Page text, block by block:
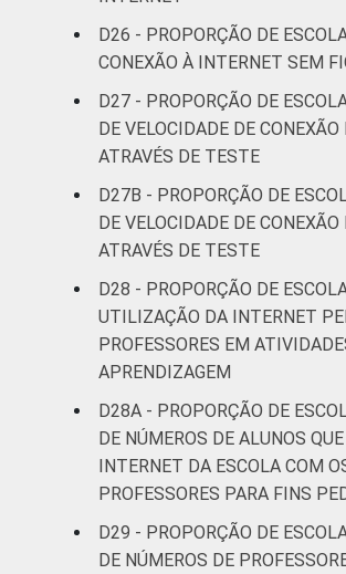
D26 - PROPORÇÃO DE
CONEXÃO À INTERNET SEM
D27 - PROPORÇÃO DE
DE VELOCIDADE DE
ATRAVÉS DE TESTE
D27B - PROPORÇÃO DE
DE VELOCIDADE DE
ATRAVÉS DE TESTE
D28 - PROPORÇÃO DE
UTILIZAÇÃO DA INTERNET
PROFESSORES EM
APRENDIZAGEM
D28A - PROPORÇÃO DE
DE NÚMEROS DE ALUNOS
INTERNET DA ESCOLA COM
PROFESSORES PARA FINS
D29 - PROPORÇÃO DE
DE NÚMEROS DE